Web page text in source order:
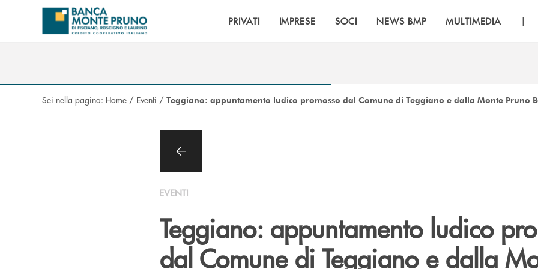
Salta al contenuto principale
PRIVATI IMPRESE SOCI NEWS BMP MULTIMEDIA |
Sei nella pagina: Home / Eventi / Teggiano: appuntamento ludico promosso dal Comune di Teggiano e dalla Monte Pruno
EVENTI
Teggiano: appuntamento ludico
dal Comune di Teggiano e dalla